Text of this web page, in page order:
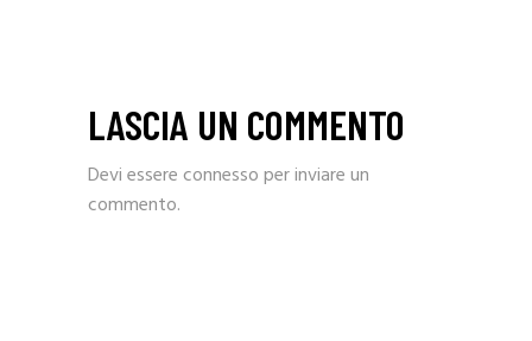
LASCIA UN COMMENTO
Devi essere connessoper inviare un
commento.